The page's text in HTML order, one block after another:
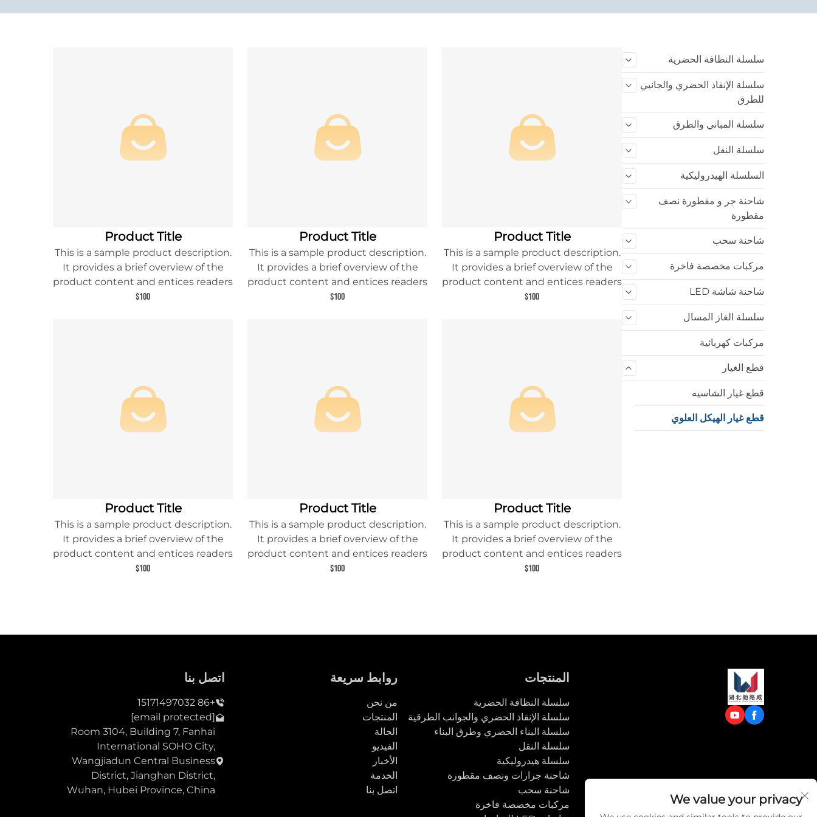
سلسلة النظافة الحضرية
سلسلة الإنقاذ الحضري والجانبي
للطرق
سلسلة المباني والطرق
سلسلة النقل
السلسلة الهيدروليكية
شاحنة جر و مقطورة نصف
مقطورة
شاحنة سحب
مركبات مخصصة فاخرة
شاحنة شاشة LED
سلسلة الغاز المسال
مركبات كهربائية
قطع الغيار
قطع غيار الشاسيه
قطع غيار الهيكل العلوي
Product Title
This is a sample product description.
It provides a brief overview of the
product content and entices readers
to learn more about this product.
$100
Product Title
This is a sample product description.
It provides a brief overview of the
product content and entices readers
to learn more about this product.
$100
Product Title
This is a sample product description.
It provides a brief overview of the
product content and entices readers
to learn more about this product.
$100
Product Title
This is a sample product description.
It provides a brief overview of the
product content and entices readers
to learn more about this product.
$100
Product Title
This is a sample product description.
It provides a brief overview of the
product content and entices readers
to learn more about this product.
$100
Product Title
This is a sample product description.
It provides a brief overview of the
product content and entices readers
to learn more about this product.
$100
المنتجات
سلسلة النظافة الحضرية
سلسلة الإنقاذ الحضري والجوانب الطرقية
سلسلة البناء الحضري وطرق البناء
سلسلة النقل
سلسلة هيدروليكية
شاحنة جرارات ونصف مقطورة
شاحنة سحب
مركبات مخصصة فاخرة
روابط سريعة
من نحن
المنتجات
الحالة
الفيديو
الأخبار
الخدمة
اتصل بنا
اتصل بنا
+86 15171497032
[email protected]
Room 3104, Building 7, Fanhai
International SOHO City,
Wangjiadun Central Business
District, Jianghan District,
Wuhan, Hubei Province, China
We value your privacy